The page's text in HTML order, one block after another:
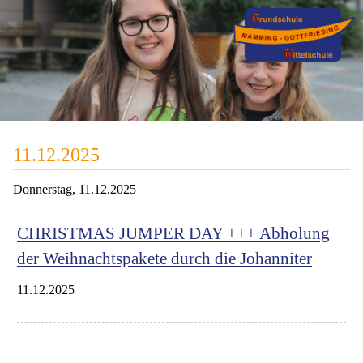
11.12.2025
Donnerstag, 11.12.2025
CHRISTMAS JUMPER DAY +++ Abholung
der Weihnachtspakete durch die Johanniter
11.12.2025